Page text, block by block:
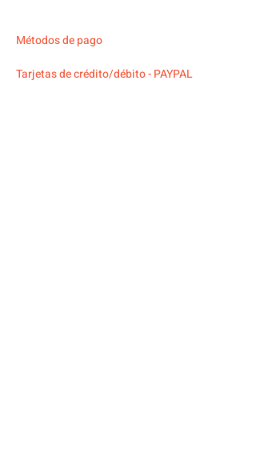
Métodos de pago
Tarjetas de crédito/débito - PAYPAL